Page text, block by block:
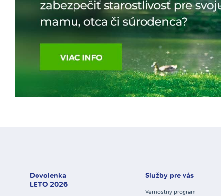
Dovolenka
LETO 2026
Služby pre vás
Vernostný program